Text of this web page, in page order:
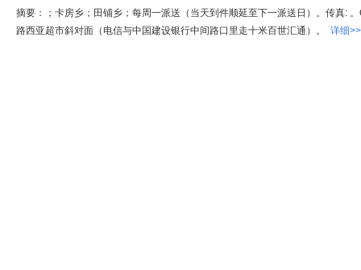
摘要：；卡房乡；田铺乡；每周一派送（当天到件顺延至下一派送日）。传真:
路西亚超市斜对面（电信与中国建设银行中间路口里走十米百世汇通）。 详细>>